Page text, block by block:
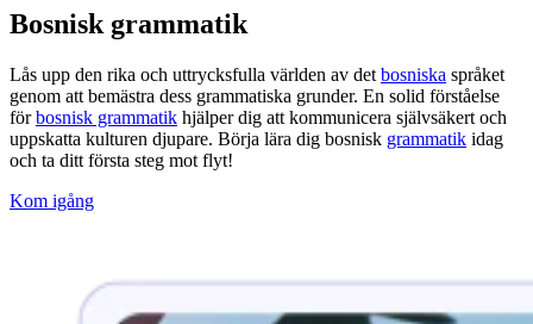
Bosnisk grammatik
Lås upp den rika och uttrycksfulla världen av det bosniska språket
genom att bemästra dess grammatiska grunder. En solid förståelse
förbosnisk grammatik hjälper dig att kommunicera självsäkert och
uppskatta kulturen djupare. Börja lära dig bosnisk grammatik idag
och ta ditt första steg mot flyt!
Kom igång